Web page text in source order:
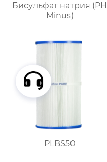
Бисульфат натрия (PH
Minus)
PLBS50